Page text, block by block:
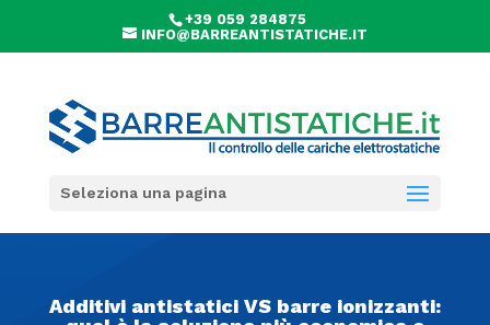
+39 059 284875
INFO@BARREANTISTATICHE.IT
Seleziona una pagina
Additivi antistatici VS barre ionizzanti: